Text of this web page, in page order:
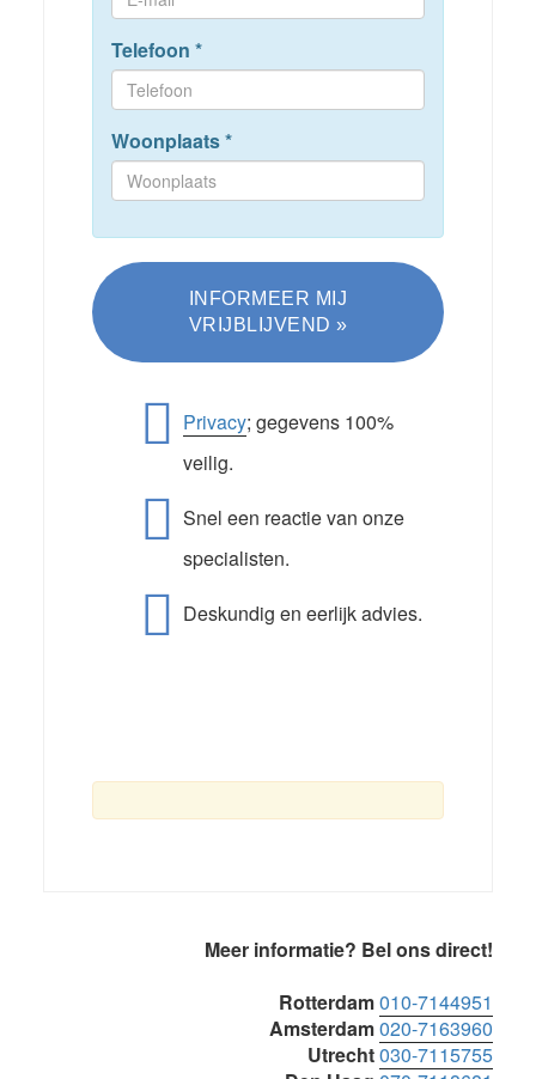
Telefoon *
Woonplaats*
Privacy; gegevens 100%
veilig.
Snel een reactie van onze
specialisten.
Deskundig en eerlijk advies.
Meer informatie? Bel ons direct!
Rotterdam010-7144951
Amsterdam020-7163960
Utrecht030-7115755